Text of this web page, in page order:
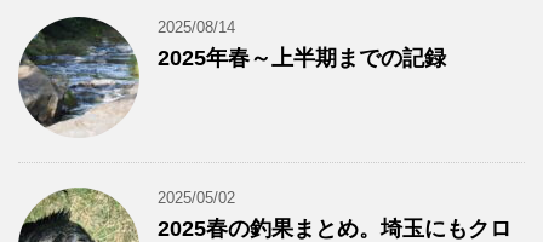
2025/08/14
2025年春～上半期までの記録
2025/05/02
2025春の釣果まとめ。埼玉にもクロ